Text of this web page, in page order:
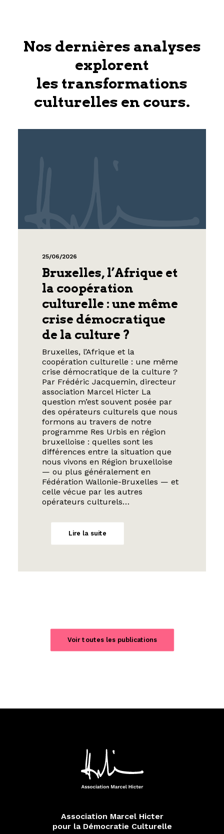
Nos dernières analyses
explorent
les transformations
culturelles en cours.
25/06/2026
Bruxelles, l’Afrique et
la coopération
culturelle : une même
crise démocratique
de la culture ?
Bruxelles, l’Afrique et la
coopération culturelle : une même
crise démocratique de la culture ?
Par Frédéric Jacquemin, directeur
association Marcel Hicter La
question m’est souvent posée par
des opérateurs culturels que nous
formons au travers de notre
programme Res Urbis en région
bruxelloise : quelles sont les
différences entre la situation que
nous vivons en Région bruxelloise
— ou plus généralement en
Fédération Wallonie-Bruxelles — et
celle vécue par les autres
opérateurs culturels…
Lire la suite
Voir toutes les publications
Association Marcel Hicter
pour la Démocratie Culturelle